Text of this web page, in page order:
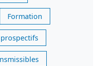
Formation